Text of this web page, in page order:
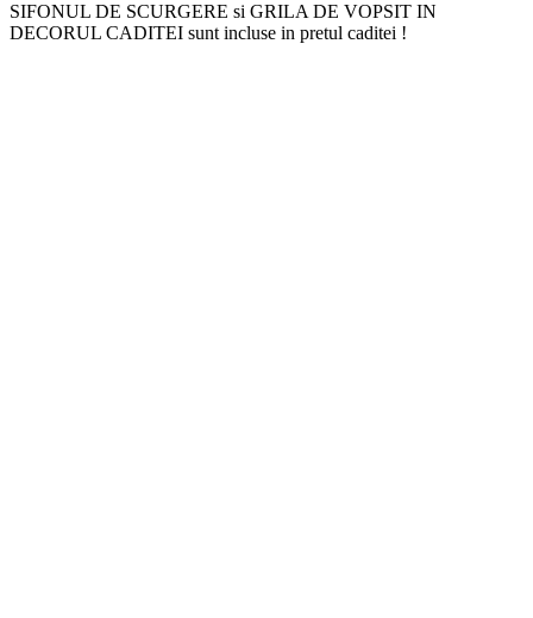
SIFONUL DE SCURGERE si GRILA DE VOPSIT IN
DECORUL CADITEI sunt incluse in pretul caditei !